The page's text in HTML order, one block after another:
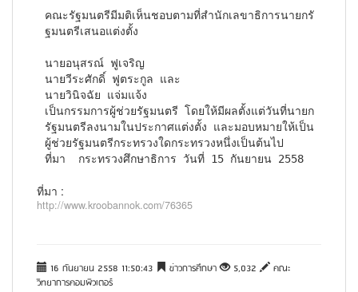
คณะรัฐมนตรีมีมติเห็นชอบตามที่สำนักเลขาธิการนายกรั
ฐมนตรีเสนอแต่งตั้ง
นายอนุสรณ์ ฟูเจริญ
นายวีระศักดิ์ ฟูตระกูล และ
นายวินิจฉัย แจ่มแจ้ง
เป็นกรรมการผู้ช่วยรัฐมนตรี โดยให้มีผลตั้งแต่วันที่นายก
รัฐมนตรีลงนามในประกาศแต่งตั้ง และมอบหมายให้เป็น
ผู้ช่วยรัฐมนตรีกระทรวงใดกระทรวงหนึ่งเป็นต้นไป
ที่มา  กระทรวงศึกษาธิการ วันที่ 15 กันยายน 2558
ที่มา :
http://www.kroobannok.com/76365
16 กันยายน 2558 11:50:43 ข่าวการศึกษา 5,032
คณะ
วิทยาการคอมพิวเตอร์